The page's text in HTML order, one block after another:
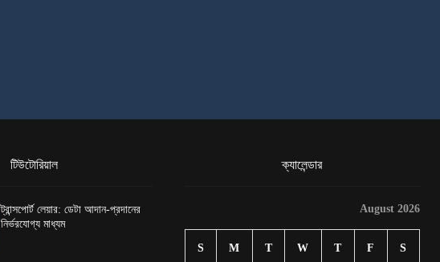
টিউটোরিয়াল
ট্রান্সপোর্ট লেয়ার: ডেটা আদান-প্রদানের
নির্ভরযোগ্য মাধ্যম
ক্যালেন্ডার
August 2026
S M T W T F S